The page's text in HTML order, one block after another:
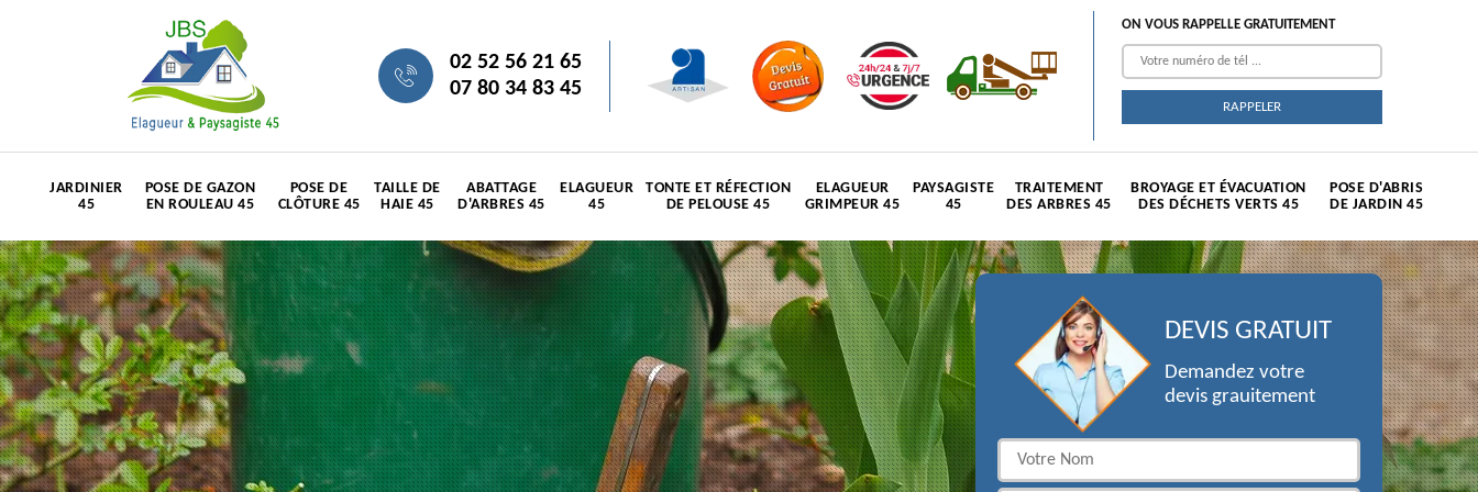
02 52 56 21 65
07 80 34 83 45
ON VOUS RAPPELLE GRATUITEMENT
JARDINIER
45
POSE DE GAZON
EN ROULEAU 45
POSE DE
CLÔTURE 45
TAILLE DE
HAIE 45
ABATTAGE
D'ARBRES 45
ELAGUEUR
45
TONTE ET RÉFECTION
DE PELOUSE 45
ELAGUEUR
GRIMPEUR 45
PAYSAGISTE
45
TRAITEMENT
DES ARBRES 45
BROYAGE ET ÉVACUATION
DES DÉCHETS VERTS 45
POSE D'ABRIS
DE JARDIN 45
DEVIS GRATUIT
Demandez votre
devis grauitement